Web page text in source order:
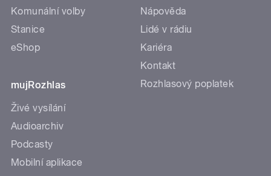
Komunální volby
Stanice
eShop
mujRozhlas
Živé vysílání
Audioarchiv
Podcasty
Mobilní aplikace
Nápověda
Lidé v rádiu
Kariéra
Kontakt
Rozhlasový poplatek